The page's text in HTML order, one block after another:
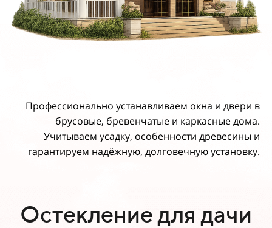
Профессионально устанавливаем окна и двери в
брусовые, бревенчатые и каркасные дома.
Учитываем усадку, особенности древесины и
гарантируем надёжную, долговечную установку.
Остекление для дачи